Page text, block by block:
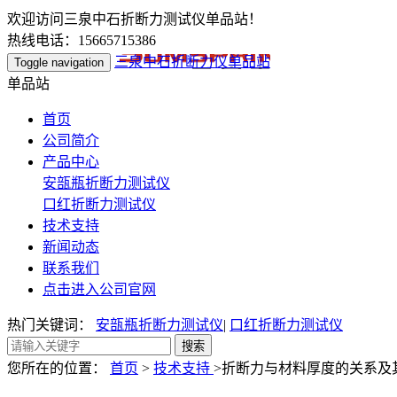
欢迎访问三泉中石折断力测试仪单品站！
热线电话：15665715386
Toggle navigation
三泉中石折断力仪单品站
单品站
首页
公司简介
产品中心
安瓿瓶折断力测试仪
口红折断力测试仪
技术支持
新闻动态
联系我们
点击进入公司官网
热门关键词： 安瓿瓶折断力测试仪| 口红折断力测试仪
您所在的位置： 首页 > 技术支持 >折断力与材料厚度的关系及